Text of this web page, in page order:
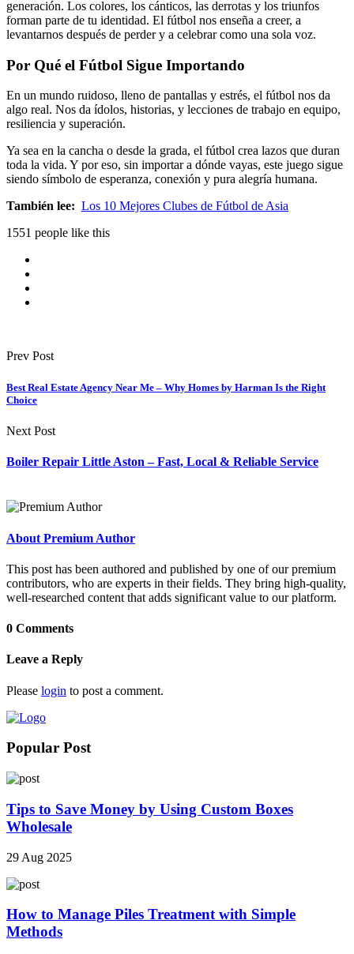
generación. Los colores, los cánticos, las derrotas y los triunfos
forman parte de tu identidad. El fútbol nos enseña a creer, a
levantarnos después de perder y a celebrar como una sola voz.
Por Qué el Fútbol Sigue Importando
En un mundo ruidoso, lleno de pantallas y estrés, el fútbol nos da
algo real. Nos da ídolos, historias, y lecciones de trabajo en equipo,
resiliencia y superación.
Ya sea en la cancha o desde la grada, el fútbol crea lazos que duran
toda la vida. Y por eso, sin importar a dónde vayas, este juego sigue
siendo símbolo de esperanza, conexión y pura alegría humana.
También lee: Los 10 Mejores Clubes de Fútbol de Asia
1551 people like this
Prev Post
Best Real Estate Agency Near Me – Why Homes by Harman Is the Right
Choice
Next Post
Boiler Repair Little Aston – Fast, Local & Reliable Service
About Premium Author
This post has been authored and published by one of our premium
contributors, who are experts in their fields. They bring high-quality,
well-researched content that adds significant value to our platform.
0 Comments
Leave a Reply
Please login to post a comment.
Popular Post
Tips to Save Money by Using Custom Boxes
Wholesale
29 Aug 2025
How to Manage Piles Treatment with Simple
Methods